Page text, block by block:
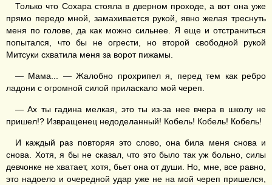
Только что Сохара стояла в дверном проходе, а вот она уже
прямо передо мной, замахивается рукой, явно желая треснуть
меня по голове, да как можно сильнее. Я еще и отстраниться
попытался, что бы не огрести, но второй свободной рукой
Митсуки схватила меня за ворот пижамы.
— Мама... — Жалобно прохрипел я, перед тем как ребро
ладони с огромной силой приласкало мой череп.
— Ах ты гадина мелкая, это ты из-за нее вчера в школу не
пришел!? Извращенец недоделанный! Кобель! Кобель! Кобель!
И каждый раз повторяя это слово, она била меня снова и
снова. Хотя, я бы не сказал, что это было так уж больно, силы
девчонке не хватает, хотя, бьет она от души. Но, мне, все равно,
это надоело и очередной удар уже не на мой череп пришелся,